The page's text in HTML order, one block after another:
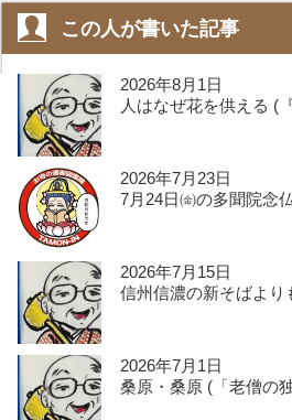
この人が書いた記事
2026年8月1日
人はなぜ花を供える (
2026年7月23日
7月24日㈮の多聞院念
2026年7月15日
信州信濃の新そばより
2026年7月1日
桑原・桑原 (「老僧の